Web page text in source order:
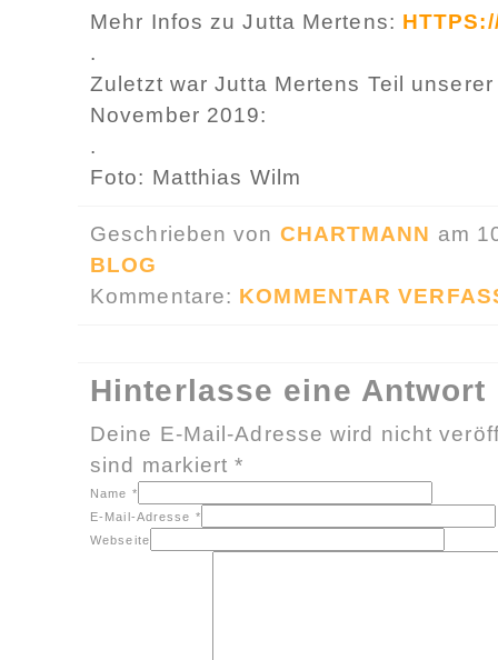
Mehr Infos zu Jutta Mertens:
.
Zuletzt war Jutta Mertens Teil
November 2019:
.
Foto: Matthias Wilm
Geschrieben von CHARTMANN am
BLOG
Kommentare: KOMMENTAR
Hinterlasse eine Antwort
Deine E-Mail-Adresse wird nicht
sind markiert*
Name *
E-Mail-Adresse *
Webseite